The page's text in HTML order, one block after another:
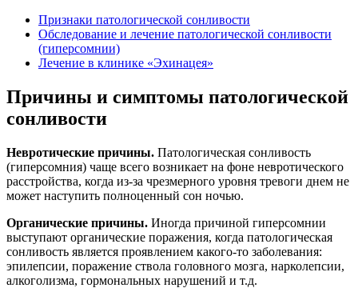
Признаки патологической сонливости
Обследование и лечение патологической сонливости
(гиперсомнии)
Лечение в клинике «Эхинацея»
Причины и симптомы патологической
сонливости
Невротические причины. Патологическая сонливость
(гиперсомния) чаще всего возникает на фоне невротического
расстройства, когда из-за чрезмерного уровня тревоги днем не
может наступить полноценный сон ночью.
Органические причины. Иногда причиной гиперсомнии
выступают органические поражения, когда патологическая
сонливость является проявлением какого-то заболевания:
эпилепсии, поражение ствола головного мозга, нарколепсии,
алкоголизма, гормональных нарушений и т.д.